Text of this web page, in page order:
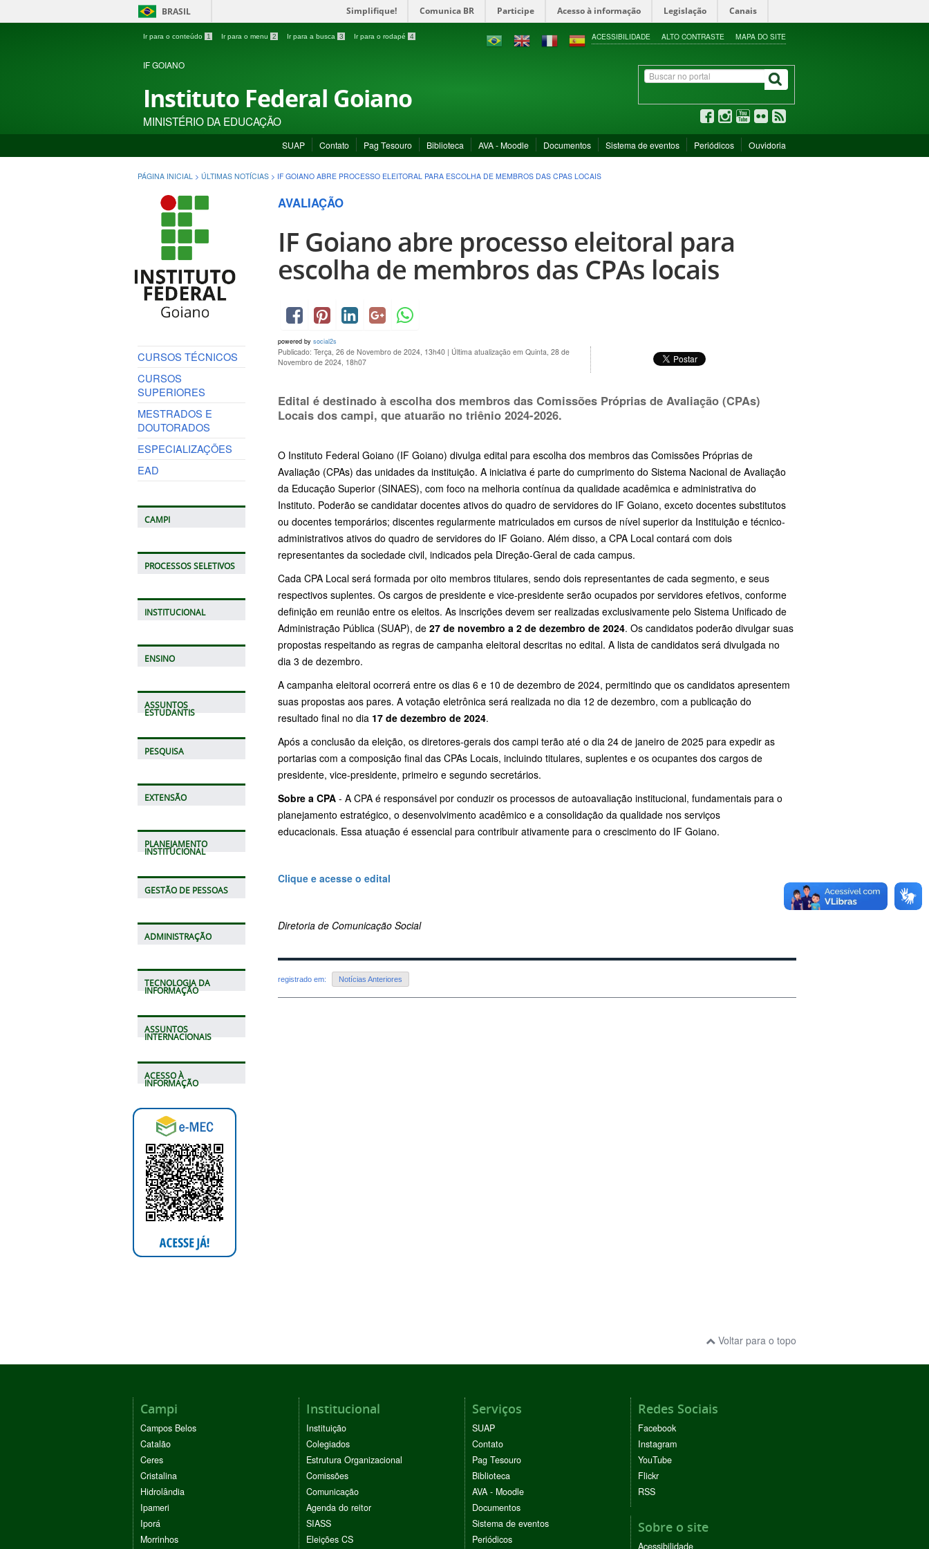
BRASIL Simplifique! Comunica BR Participe Acesso à informação Legislação Canais
Ir para o conteúdo 1 Ir para o menu 2 Ir para a busca 3 Ir para o rodapé 4 ACESSIBILIDADE ALTO CONTRASTE MAPA DO SITE
IF GOIANO
Instituto Federal Goiano
MINISTÉRIO DA EDUCAÇÃO
SUAP Contato Pag Tesouro Biblioteca AVA - Moodle Documentos Sistema de eventos Periódicos Ouvidoria
PÁGINA INICIAL > ÚLTIMAS NOTÍCIAS > IF GOIANO ABRE PROCESSO ELEITORAL PARA ESCOLHA DE MEMBROS DAS CPAS LOCAIS
CURSOS TÉCNICOS
CURSOS
SUPERIORES
MESTRADOS E
DOUTORADOS
ESPECIALIZAÇÕES
EAD
CAMPI
PROCESSOS SELETIVOS
INSTITUCIONAL
ENSINO
ASSUNTOS
ESTUDANTIS
PESQUISA
EXTENSÃO
PLANEJAMENTO
INSTITUCIONAL
GESTÃO DE PESSOAS
ADMINISTRAÇÃO
TECNOLOGIA DA
INFORMAÇÃO
ASSUNTOS
INTERNACIONAIS
ACESSO À
INFORMAÇÃO
AVALIAÇÃO
IF Goiano abre processo eleitoral para
escolha de membros das CPAs locais
powered by social2s
Publicado: Terça, 26 de Novembro de 2024, 13h40 | Última atualização em Quinta, 28 de
Novembro de 2024, 18h07
Edital é destinado à escolha dos membros das Comissões Próprias de Avaliação (CPAs)
Locais dos campi, que atuarão no triênio 2024-2026.
O Instituto Federal Goiano (IF Goiano) divulga edital para escolha dos membros das Comissões Próprias de
Avaliação (CPAs) das unidades da instituição. A iniciativa é parte do cumprimento do Sistema Nacional de Avaliação
da Educação Superior (SINAES), com foco na melhoria contínua da qualidade acadêmica e administrativa do
Instituto. Poderão se candidatar docentes ativos do quadro de servidores do IF Goiano, exceto docentes substitutos
ou docentes temporários; discentes regularmente matriculados em cursos de nível superior da Instituição e técnico-
administrativos ativos do quadro de servidores do IF Goiano. Além disso, a CPA Local contará com dois
representantes da sociedade civil, indicados pela Direção-Geral de cada campus.
Cada CPA Local será formada por oito membros titulares, sendo dois representantes de cada segmento, e seus
respectivos suplentes. Os cargos de presidente e vice-presidente serão ocupados por servidores efetivos, conforme
definição em reunião entre os eleitos. As inscrições devem ser realizadas exclusivamente pelo Sistema Unificado de
Administração Pública (SUAP), de 27 de novembro a 2 de dezembro de 2024. Os candidatos poderão divulgar suas
propostas respeitando as regras de campanha eleitoral descritas no edital. A lista de candidatos será divulgada no
dia 3 de dezembro.
A campanha eleitoral ocorrerá entre os dias 6 e 10 de dezembro de 2024, permitindo que os candidatos apresentem
suas propostas aos pares. A votação eletrônica será realizada no dia 12 de dezembro, com a publicação do
resultado final no dia 17 de dezembro de 2024.
Após a conclusão da eleição, os diretores-gerais dos campi terão até o dia 24 de janeiro de 2025 para expedir as
portarias com a composição final das CPAs Locais, incluindo titulares, suplentes e os ocupantes dos cargos de
presidente, vice-presidente, primeiro e segundo secretários.
Sobre a CPA - A CPA é responsável por conduzir os processos de autoavaliação institucional, fundamentais para o
planejamento estratégico, o desenvolvimento acadêmico e a consolidação da qualidade nos serviços
educacionais. Essa atuação é essencial para contribuir ativamente para o crescimento do IF Goiano.
Clique e acesse o edital
Diretoria de Comunicação Social
registrado em: Notícias Anteriores
Voltar para o topo
Campi
Campos Belos
Catalão
Ceres
Cristalina
Hidrolândia
Ipameri
Iporá
Morrinhos
Institucional
Instituição
Colegiados
Estrutura Organizacional
Comissões
Comunicação
Agenda do reitor
SIASS
Eleições CS
Serviços
SUAP
Contato
Pag Tesouro
Biblioteca
AVA - Moodle
Documentos
Sistema de eventos
Periódicos
Redes Sociais
Facebook
Instagram
YouTube
Flickr
RSS
Sobre o site